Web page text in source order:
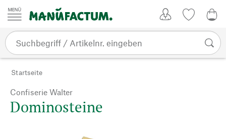
Zum Inhalt springen
Startseite
Confiserie Walter
Dominosteine